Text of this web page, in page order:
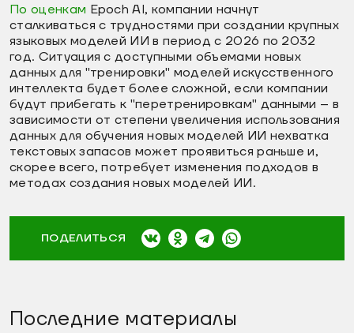
По оценкам Epoch AI, компании начнут
сталкиваться с трудностями при создании крупных
языковых моделей ИИ в период с 2026 по 2032
год. Ситуация с доступными объемами новых
данных для "тренировки" моделей искусственного
интеллекта будет более сложной, если компании
будут прибегать к "перетренировкам" данными – в
зависимости от степени увеличения использования
данных для обучения новых моделей ИИ нехватка
текстовых запасов может проявиться раньше и,
скорее всего, потребует изменения подходов в
методах создания новых моделей ИИ.
ПОДЕЛИТЬСЯ
Последние материалы